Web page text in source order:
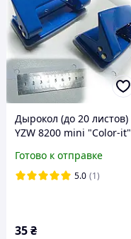
Дырокол (до 20 листов)
YZW 8200 mini "Сolor-it"
Готово к отправке
5.0 (1)
35 ₴